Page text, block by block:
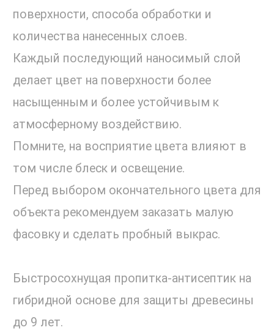
поверхности, способа обработки и
количества нанесенных слоев.
Каждый последующий наносимый слой
делает цвет на поверхности более
насыщенным и более устойчивым к
атмосферному воздействию.
Помните, на восприятие цвета влияют в
том числе блеск и освещение.
Перед выбором окончательного цвета для
объекта рекомендуем заказать малую
фасовку и сделать пробный выкрас.
Быстросохнущая пропитка-антисептик на
гибридной основе для защиты древесины
до 9 лет.